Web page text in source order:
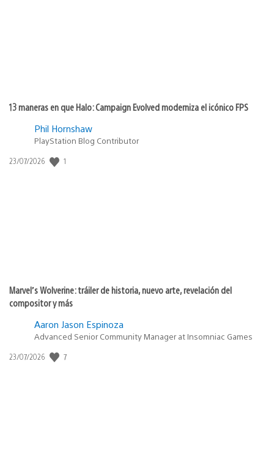
13 maneras en que Halo: Campaign Evolved moderniza el icónico FPS
Phil Hornshaw
PlayStation Blog Contributor
Fecha
23/07/2026 1
Marvel’s Wolverine: tráiler de historia, nuevo arte, revelación del
compositor y más
Aaron Jason Espinoza
Advanced Senior Community Manager at Insomniac Games
Fecha
23/07/2026 7